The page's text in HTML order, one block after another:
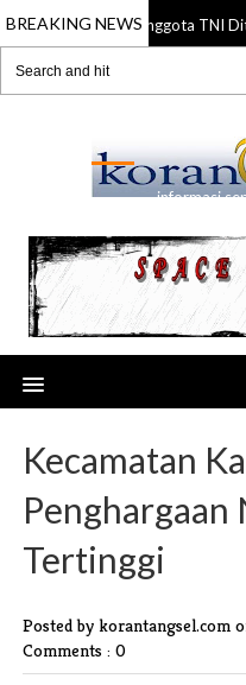
BREAKING NEWS
21 Jul 2026 Anggota TNI
informasi
Kecamatan
Penghargaan
Tertinggi
Posted by korantangsel.com
Comments : 0